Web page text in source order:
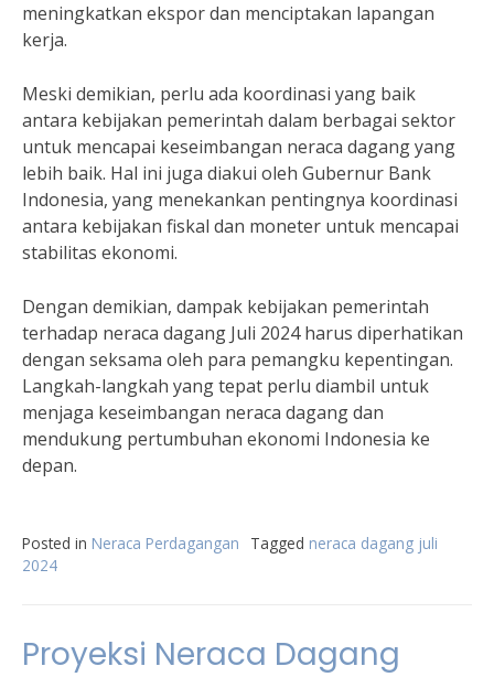
meningkatkan ekspor dan menciptakan lapangan
kerja.
Meski demikian, perlu ada koordinasi yang baik
antara kebijakan pemerintah dalam berbagai sektor
untuk mencapai keseimbangan neraca dagang yang
lebih baik. Hal ini juga diakui oleh Gubernur Bank
Indonesia, yang menekankan pentingnya koordinasi
antara kebijakan fiskal dan moneter untuk mencapai
stabilitas ekonomi.
Dengan demikian, dampak kebijakan pemerintah
terhadap neraca dagang Juli 2024 harus diperhatikan
dengan seksama oleh para pemangku kepentingan.
Langkah-langkah yang tepat perlu diambil untuk
menjaga keseimbangan neraca dagang dan
mendukung pertumbuhan ekonomi Indonesia ke
depan.
Posted in Neraca Perdagangan Tagged neraca dagang juli
2024
Proyeksi Neraca Dagang